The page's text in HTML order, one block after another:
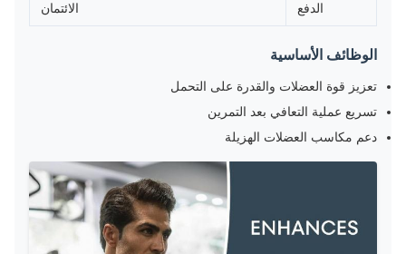
الدفع
الائتمان
الوظائف الأساسية
تعزيز قوة العضلات والقدرة على التحمل
تسريع عملية التعافي بعد التمرين
دعم مكاسب العضلات الهزيلة